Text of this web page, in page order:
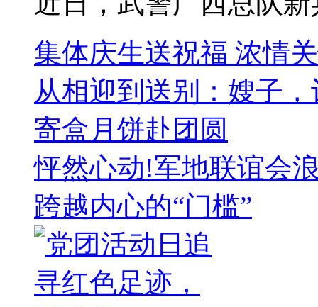
集体庆生送祝福 浓情
从相迎到送别：嫂子
寄盒月饼赴团圆
怦然心动!军地联谊会
跨越内心的“门槛”